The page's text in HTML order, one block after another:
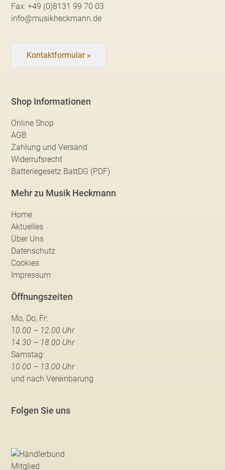
Fax:+49 (0)8131 99 70 03
info@musikheckmann.de
Kontaktformular »
Shop Informationen
Online Shop
AGB
Zahlung und Versand
Widerrufsrecht
Batteriegesetz BattDG (PDF)
Mehr zu Musik Heckmann
Home
Aktuelles
Über Uns
Datenschutz
Cookies
Impressum
Öffnungszeiten
Mo, Do, Fr:
10.00 – 12.00 Uhr
14.30 – 18.00 Uhr
Samstag:
10.00 – 13.00 Uhr
und nach Vereinbarung
Folgen Sie uns